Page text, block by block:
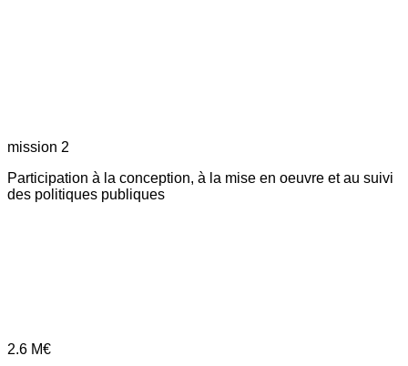
mission 2
Participation à la conception, à la mise en oeuvre et au suivi
des politiques publiques
2.6 M€